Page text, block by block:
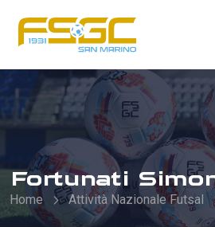
Fortunati
Home Attività Nazionale Futsal